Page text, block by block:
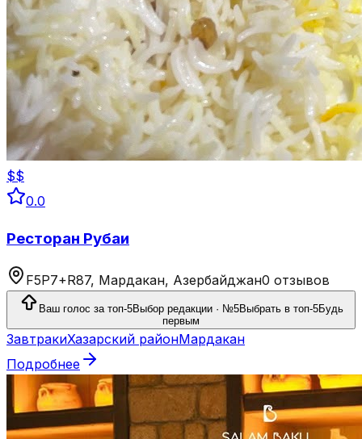
$$
0.0
Ресторан Рубаи
F5P7+R87, Мардакан, Азербайджан0 отзывов
Ваш голос за топ-5Выбор редакции · №5Выбрать в топ-5Будь
первым
ЗавтракиХазарский районМардакан
Подробнее